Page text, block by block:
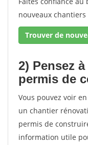
nouveaux chantiers
2) Pensez
permis de
Vous pouvez voir
un chantier
permis de
information utile